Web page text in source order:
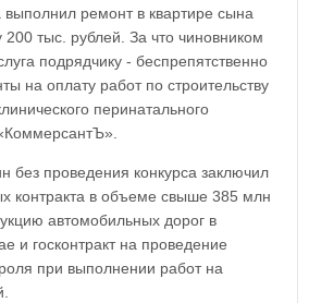
ремонт в квартире сына
200 тыс. рублей. За что чиновником
подрядчику - беспрепятственно
на оплату работ по строительству
перинатального
без проведения конкурса заключил
контракта в объеме свыше 385 млн
автомобильных дорог в
и госконтракт на проведение
при выполнении работ на